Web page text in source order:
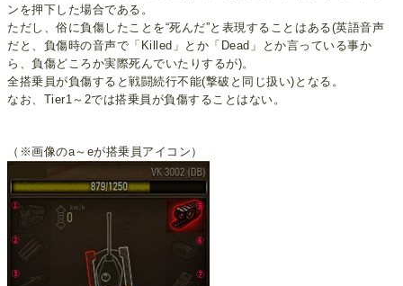
ンを押下した場合である。
ただし、俗に負傷したことを“死んだ”と表現することはある(英語音声
だと、負傷時の音声で「Killed」とか「Dead」とか言っている事か
ら、負傷どころか実際死んでいたりするが)。
全搭乗員が負傷すると戦闘続行不能(撃破と同じ扱い)となる。
なお、Tier1～2では搭乗員が負傷することはない。
（※画像のa～eが搭乗員アイコン）